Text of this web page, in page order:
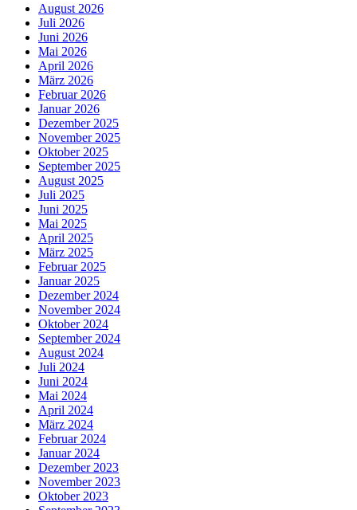
August 2026
Juli 2026
Juni 2026
Mai 2026
April 2026
März 2026
Februar 2026
Januar 2026
Dezember 2025
November 2025
Oktober 2025
September 2025
August 2025
Juli 2025
Juni 2025
Mai 2025
April 2025
März 2025
Februar 2025
Januar 2025
Dezember 2024
November 2024
Oktober 2024
September 2024
August 2024
Juli 2024
Juni 2024
Mai 2024
April 2024
März 2024
Februar 2024
Januar 2024
Dezember 2023
November 2023
Oktober 2023